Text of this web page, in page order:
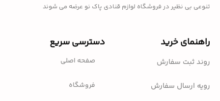
تنوعی بی نظیر در فروشگاه لوازم قنادی پاک نو عرضه می شوند
راهنمای خرید
روند ثبت سفارش
رویه ارسال سفارش
دسترسی سریع
صفحه اصلی
فروشگاه